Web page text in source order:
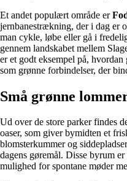
Et andet populært område er
jernbanestrækning, der i dag er
man cykle, løbe eller gå i
gennem landskabet mellem
er et godt eksempel på,
som grønne forbindelser, der
Små grønne
Ud over de store parker findes
oaser, som giver bymidten et
blomsterkummer og
dagens gøremål. Disse byrum
mulighed for spontane møder